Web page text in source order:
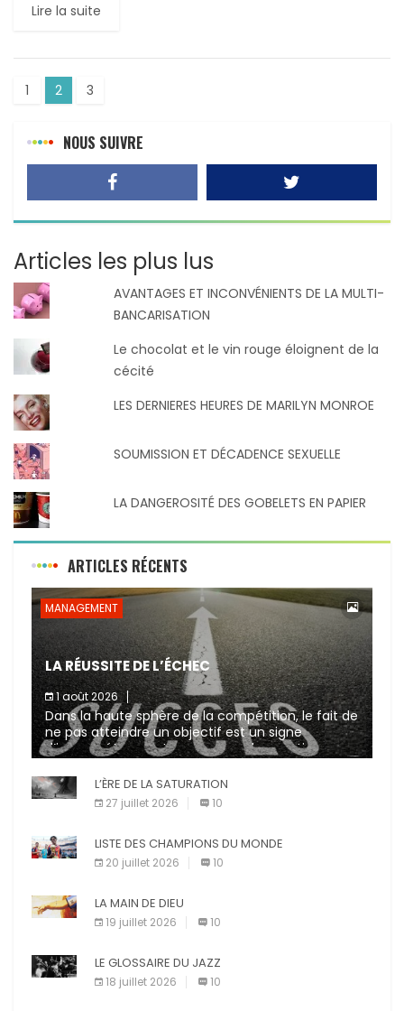
Lire la suite
1 2 3
NOUS SUIVRE
Articles les plus lus
AVANTAGES ET INCONVÉNIENTS DE LA MULTI-
BANCARISATION
Le chocolat et le vin rouge éloignent de la
cécité
LES DERNIERES HEURES DE MARILYN MONROE
SOUMISSION ET DÉCADENCE SEXUELLE
LA DANGEROSITÉ DES GOBELETS EN PAPIER
ARTICLES RÉCENTS
MANAGEMENT
LA RÉUSSITE DE L’ÉCHEC
1 août 2026
Dans la haute sphère de la compétition, le fait de
ne pas atteindre un objectif est un signe
d’incompétence et une source de sanctions
diverses (avertissement, […]
L’ÈRE DE LA SATURATION
27 juillet 2026 10
LISTE DES CHAMPIONS DU MONDE
20 juillet 2026 10
LA MAIN DE DIEU
19 juillet 2026 10
LE GLOSSAIRE DU JAZZ
18 juillet 2026 10